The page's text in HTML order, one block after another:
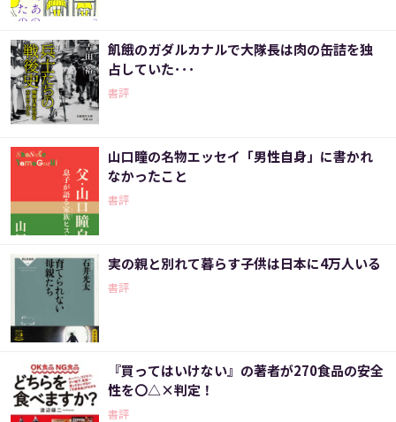
飢餓のガダルカナルで大隊長は肉の缶詰を独
占していた･･･
書評
山口瞳の名物エッセイ「男性自身」に書かれ
なかったこと
書評
実の親と別れて暮らす子供は日本に4万人いる
書評
『買ってはいけない』の著者が270食品の安全
性を〇△×判定！
書評